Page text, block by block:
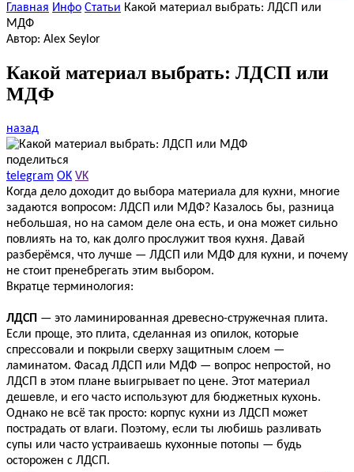
Главная Инфо Статьи Какой материал выбрать: ЛДСП или
МДФ
Автор: Alex Seylor
Какой материал выбрать: ЛДСП или
МДФ
назад
поделиться
telegram OK VK
Когда дело доходит до выбора материала для кухни, многие
задаются вопросом: ЛДСП или МДФ? Казалось бы, разница
небольшая, но на самом деле она есть, и она может сильно
повлиять на то, как долго прослужит твоя кухня. Давай
разберёмся, что лучше — ЛДСП или МДФ для кухни, и почему
не стоит пренебрегать этим выбором.
Вкратце терминология:
ЛДСП — это ламинированная древесно-стружечная плита.
Если проще, это плита, сделанная из опилок, которые
спрессовали и покрыли сверху защитным слоем —
ламинатом. Фасад ЛДСП или МДФ — вопрос непростой, но
ЛДСП в этом плане выигрывает по цене. Этот материал
дешевле, и его часто используют для бюджетных кухонь.
Однако не всё так просто: корпус кухни из ЛДСП может
пострадать от влаги. Поэтому, если ты любишь разливать
супы или часто устраиваешь кухонные потопы — будь
осторожен с ЛДСП.